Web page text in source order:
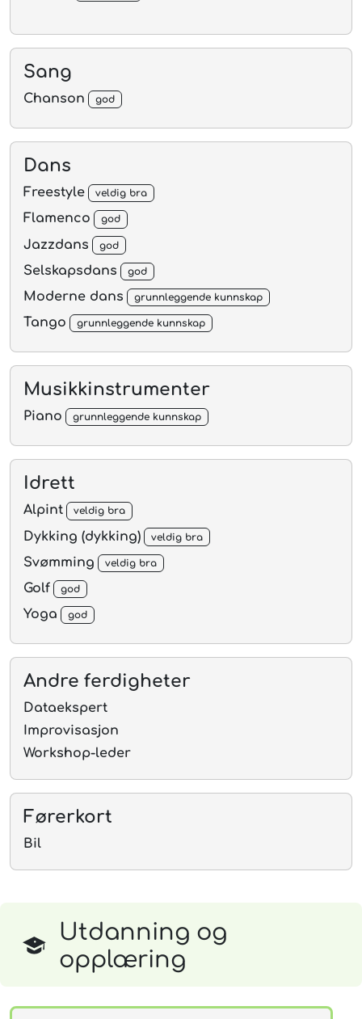
Sang
Chanson god
Dans
Freestyle veldig bra
Flamenco god
Jazzdans god
Selskapsdans god
Moderne dans grunnleggende kunnskap
Tango grunnleggende kunnskap
Musikkinstrumenter
Piano grunnleggende kunnskap
Idrett
Alpint veldig bra
Dykking (dykking) veldig bra
Svømming veldig bra
Golf god
Yoga god
Andre ferdigheter
Dataekspert
Improvisasjon
Workshop-leder
Førerkort
Bil
Utdanning og
opplæring